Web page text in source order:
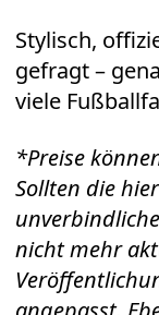
Stylisch,
gefragt –
viele
*Preise
Sollten die
nicht mehr